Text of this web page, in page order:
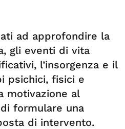
ad approfondire la
gli eventi di vita
l’insorgenza e il
psichici, fisici e
motivazione al
formulare una
di intervento.